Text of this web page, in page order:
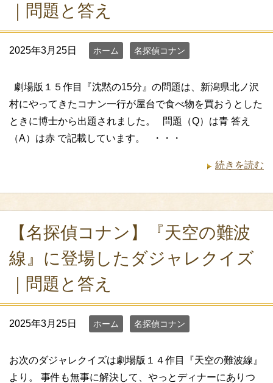
｜問題と答え
2025年3月25日 ホーム 名探偵コナン
劇場版１５作目『沈黙の15分』の問題は、新潟県北ノ沢
村にやってきたコナン一行が屋台で食べ物を買おうとした
ときに博士から出題されました。 問題（Q）は青 答え
（A）は赤 で記載しています。 ・・・
続きを読む
【名探偵コナン】『天空の難波
線』に登場したダジャレクイズ
｜問題と答え
2025年3月25日 ホーム 名探偵コナン
お次のダジャレクイズは劇場版１４作目『天空の難波線』
より。 事件も無事に解決して、やっとディナーにありつ